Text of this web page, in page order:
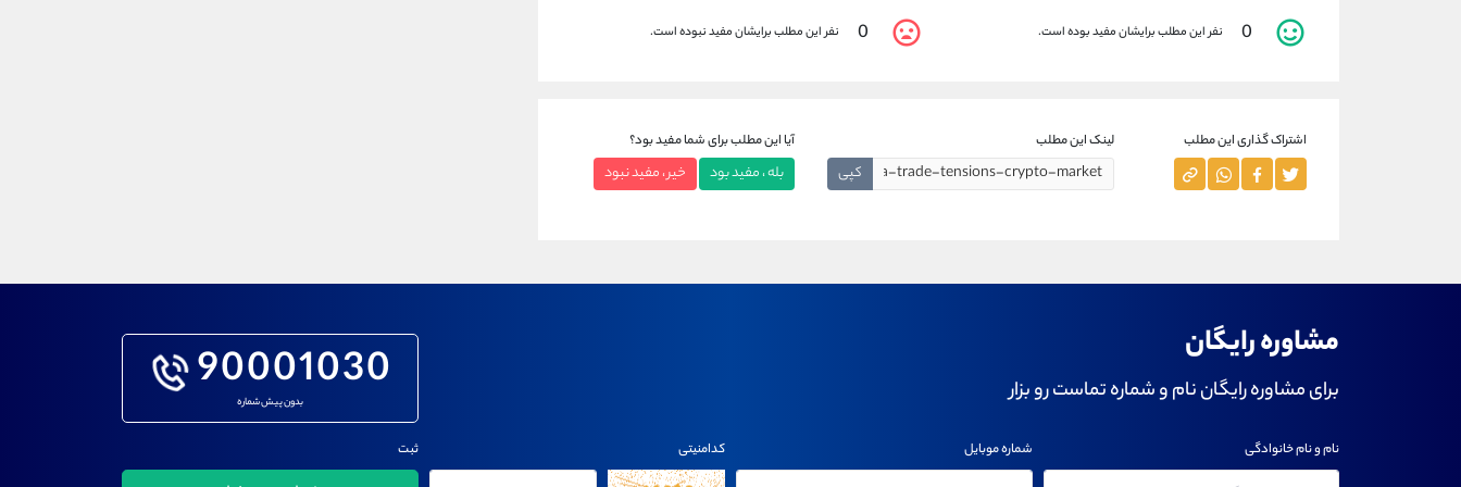
0 نفر این مطلب برایشان مفید بوده است. 0 نفر این مطلب برایشان مفید نبوده است.
اشتراک گذاری این مطلب لینک این مطلب
کپی
آیا این مطلب برای شما مفید بود؟
بله ، مفید بود خیر ، مفید نبود
مشاوره رایگان
برای مشاوره رایگان نام و شماره تماست رو بزار 90001030
بدون پیش شماره
نام و نام خانوادگی شماره موبایل کدامنیتی ثبت